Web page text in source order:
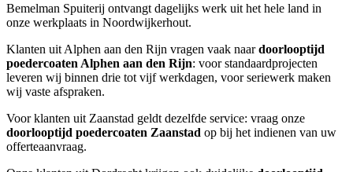
Bemelman Spuiterij ontvangt dagelijks werk uit het hele land in
onze werkplaats in Noordwijkerhout.
Klanten uit Alphen aan den Rijn vragen vaak naardoorlooptijd
poedercoaten Alphen aan den Rijn: voor standaardprojecten
leveren wij binnen drie tot vijf werkdagen, voor seriewerk maken
wij vaste afspraken.
Voor klanten uit Zaanstad geldt dezelfde service: vraag onze
doorlooptijd poedercoaten Zaanstad op bij het indienen van uw
offerteaanvraag.